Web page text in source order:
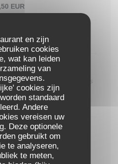
en zijn
cookies
wat kan leiden
van
cookies zijn
standaard
Andere
vereisen uw
Deze optionele
gebruikt om
te analyseren,
te meten,
EUR
blanche
chocolat, chantilly, amandes
grillées
EUR
liégeoise
chocolat+ 1 boule vanille,
et chantilly